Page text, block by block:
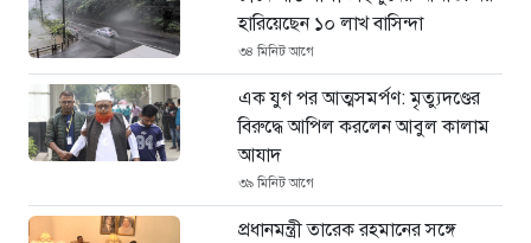
হারিয়েছেন ১০ লাখ বাসিন্দা
৩৪ মিনিট আগে
এক যুগ পর আত্মসমর্পণ: মৃত্যুদণ্ডের
বিরুদ্ধে আপিল করলেন আবুল কালাম
আযাদ
৩৯ মিনিট আগে
প্রধানমন্ত্রী তারেক রহমানের সঙ্গে